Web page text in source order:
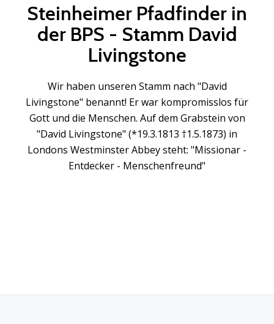
Steinheimer Pfadfinder in
der BPS - Stamm David
Livingstone
Wir haben unseren Stamm nach "David
Livingstone" benannt! Er war kompromisslos für
Gott und die Menschen. Auf dem Grabstein von
"David Livingstone" (*19.3.1813 †1.5.1873) in
Londons Westminster Abbey steht: "Missionar -
Entdecker - Menschenfreund"